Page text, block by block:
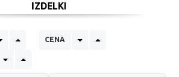
IZDELKI
CENA